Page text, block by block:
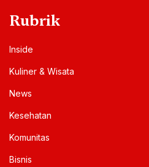
Rubrik
Inside
Kuliner & Wisata
News
Kesehatan
Komunitas
Bisnis